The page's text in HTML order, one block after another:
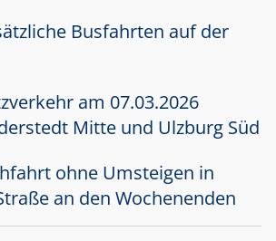
Busfahrten auf der
am 07.03.2026
Mitte und Ulzburg Süd
ohne Umsteigen in
an den Wochenenden